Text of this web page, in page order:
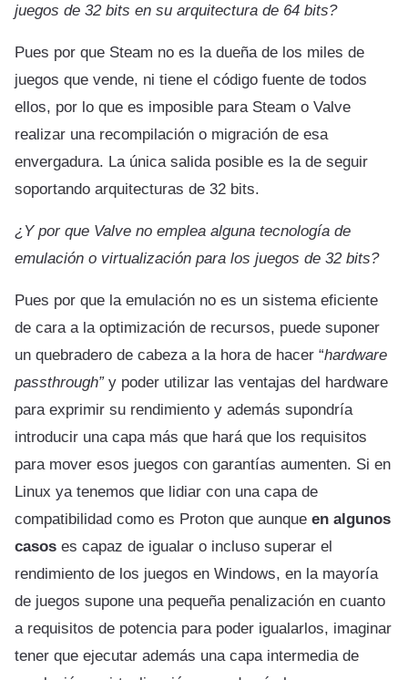
juegos de 32 bits en su arquitectura de 64 bits?
Pues por que Steam no es la dueña de los miles de
juegos que vende, ni tiene el código fuente de todos
ellos, por lo que es imposible para Steam o Valve
realizar una recompilación o migración de esa
envergadura. La única salida posible es la de seguir
soportando arquitecturas de 32 bits.
¿Y por que Valve no emplea alguna tecnología de
emulación o virtualización para los juegos de 32 bits?
Pues por que la emulación no es un sistema eficiente
de cara a la optimización de recursos, puede suponer
un quebradero de cabeza a la hora de hacer “hardware
passthrough”y poder utilizar las ventajas del hardware
para exprimir su rendimiento y además supondría
introducir una capa más que hará que los requisitos
para mover esos juegos con garantías aumenten. Si en
Linux ya tenemos que lidiar con una capa de
compatibilidad como es Proton que aunque en algunos
casos es capaz de igualar o incluso superar el
rendimiento de los juegos en Windows, en la mayoría
de juegos supone una pequeña penalización en cuanto
a requisitos de potencia para poder igualarlos, imaginar
tener que ejecutar además una capa intermedia de